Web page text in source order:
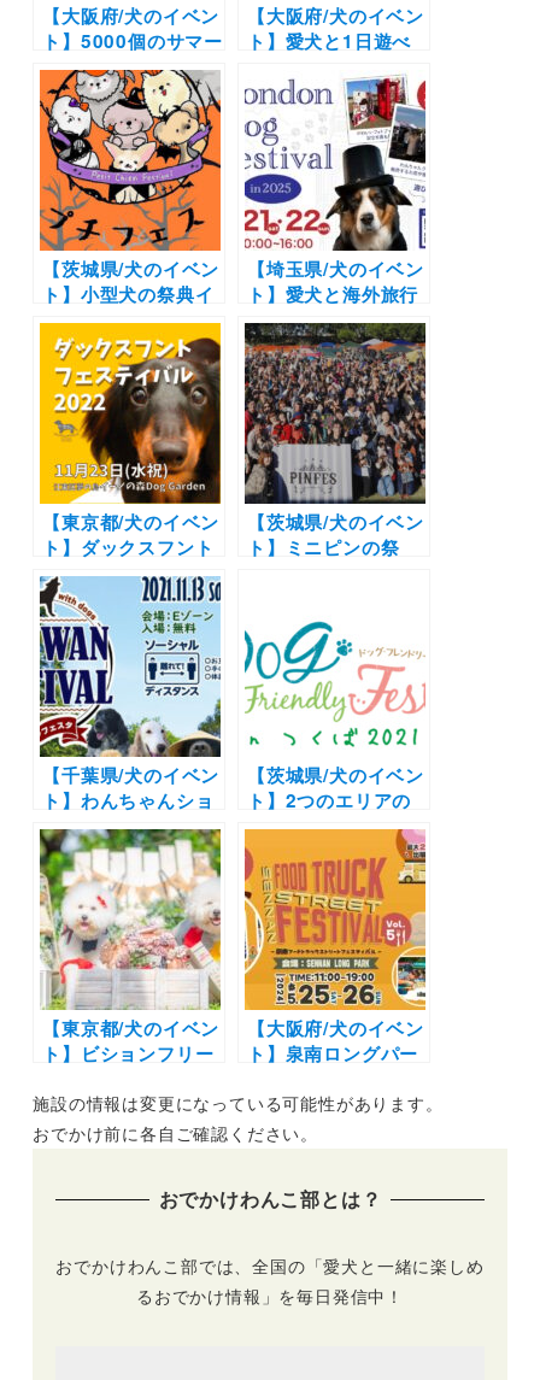
【大阪府/犬のイベン
ト】5000個のサマー
キャンドルナイトも
「わんニャス夏まつ
り」（服部緑地公
園）7/26
【大阪府/犬のイベン
ト】愛犬と1日遊べ
ドにステージに大抽
選会も「わんニャス
フェスティバルin豊
中」（服部緑地スポ
ーツ広場A）11月23
日開催！
【茨城県/犬のイベン
ト】小型犬の祭典イ
ベント！マルシェや
撮影スポットなどハ
ロウィンを愛犬と遊
びつくそう「プチフ
ェス -Petit Chien
Festival-」（こもれ
び森のイバライド）
10/31開催
【埼玉県/犬のイベン
ト】愛犬と海外旅行
気分を満喫
「London Dog
Festival 2025 in 埼
玉スタジアム」（埼
玉スタジアム2002
南広場）6/21〜6/22
【東京都/犬のイベン
ト】ダックスフント
の祭典♪愛犬と楽し
くお買い物やBBQや
名刺交換会もあるよ
「 Dachshund
Festival 2022 –」
（イーノの森 Dog
Garden）11月23日
（水・祝）
【茨城県/犬のイベン
ト】ミニピンの祭
「ピンフェス2021 –
Miniature
Pinscher Festival
-」（こもれび森のイ
バライド）11/21開
催
【千葉県/犬のイベン
ト】わんちゃんショ
ップが60店舗！ドッ
グランにタイムレー
スも♪「ワンワンフ
ェスタ2021」（千葉
県立北総花の丘公園
Eゾーン ドッグラン
エリア）11/13・14
開催
【茨城県/犬のイベン
ト】2つのエリアの
ドッグランやミニし
つけ教室も！「ドッ
グフレンドリーフェ
スタ in つくば
2021」（研究学園駅
前公園）11/13-14開
催 | テーマは『愛犬
と愛犬家のQOLの向
上』
【東京都/犬のイベン
ト】ビションフリー
フリーゼフェスティ
バル2023 クリパ」
【大阪府/犬のイベン
ト】泉南ロングパー
ークも登場「FOOD
TRUCK STREET
施設の情報は変更になっている可能性があります。
おでかけ前に各自ご確認ください。
おでかけわんこ部とは？
おでかけわんこ部では、全国の「愛犬と一緒に楽しめ
るおでかけ情報」を毎日発信中！